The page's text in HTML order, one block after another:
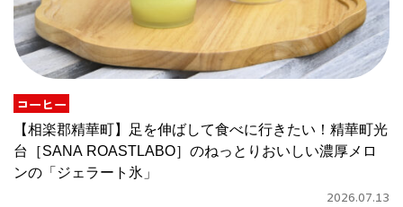
コーヒー
【相楽郡精華町】足を伸ばして食べに行きたい！精華町光
台［SANA ROASTLABO］のねっとりおいしい濃厚メロ
ンの「ジェラート氷」
2026.07.13